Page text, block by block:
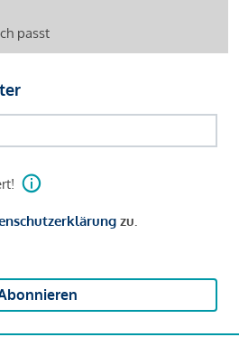
passt
zu.